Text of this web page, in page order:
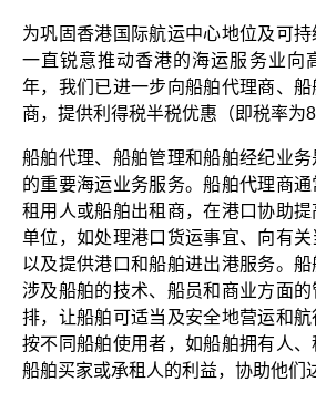
为巩固香港国际航运中心地位及可持
一直锐意推动香港的海运服务业向
年，我们已进一步向船舶代理商、
商，提供利得税半税优惠（即税率为
船舶代理、船舶管理和船舶经纪业
的重要海运业务服务。船舶代理商通
租用人或船舶出租商，在港口协助
单位，如处理港口货运事宜、向有关
以及提供港口和船舶进出港服务。
涉及船舶的技术、船员和商业方面
排，让船舶可适当及安全地营运和航
按不同船舶使用者，如船舶拥有人
船舶买家或承租人的利益，协助他们